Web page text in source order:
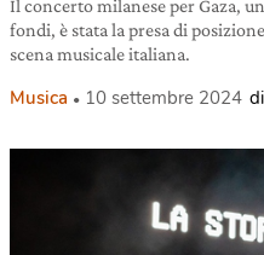
Il concerto milanese per Gaza,
fondi, è stata la presa di
scena musicale italiana.
Musica 10 settembre 2024 di